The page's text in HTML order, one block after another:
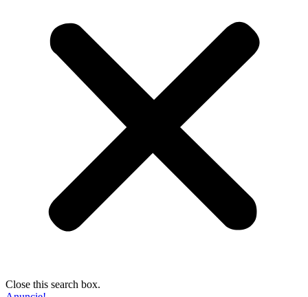
Close this search box.